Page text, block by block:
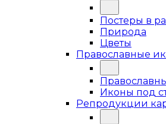
Постеры в
Природа
Цветы
Православные
Иконы под
Репродукции